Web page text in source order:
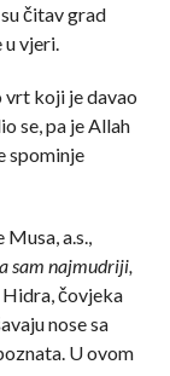
čitav grad
vjeri.
vrt koji je davao
se, pa je Allah
spominje
a.s.,
sam najmudriji,
Hidra, čovjeka
nose sa
U ovom